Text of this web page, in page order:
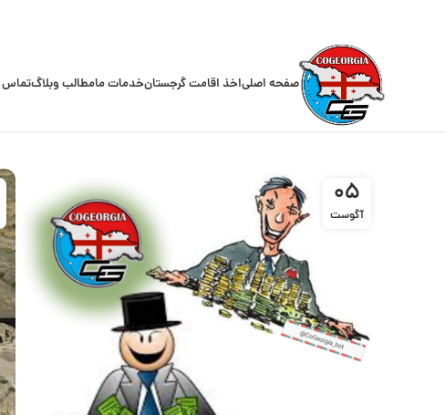
صفحه اصلیاخذ اقامت گرجستانخدمات مامطالب وبلاگتماس
05
آگوست